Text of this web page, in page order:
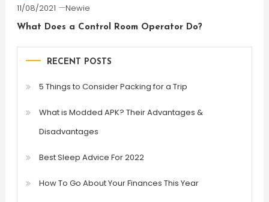
11/08/2021 Newie
What Does a Control Room Operator Do?
RECENT POSTS
5 Things to Consider Packing for a Trip
What is Modded APK? Their Advantages &
Disadvantages
Best Sleep Advice For 2022
How To Go About Your Finances This Year